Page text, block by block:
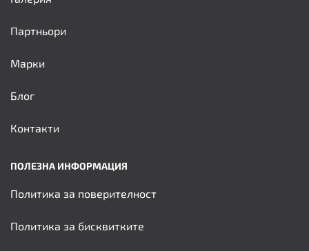
Партньори
Марки
Блог
Контакти
ПОЛЕЗНА ИНФОРМАЦИЯ
Политика за поверителност
Политика за бисквитките